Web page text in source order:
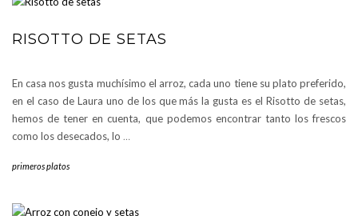
RISOTTO DE SETAS
En casa nos gusta muchísimo el arroz, cada uno tiene su plato preferido,
en el caso de Laura uno de los que más la gusta es el Risotto de setas,
hemos de tener en cuenta, que podemos encontrar tanto los frescos
como los desecados, lo …
primeros platos